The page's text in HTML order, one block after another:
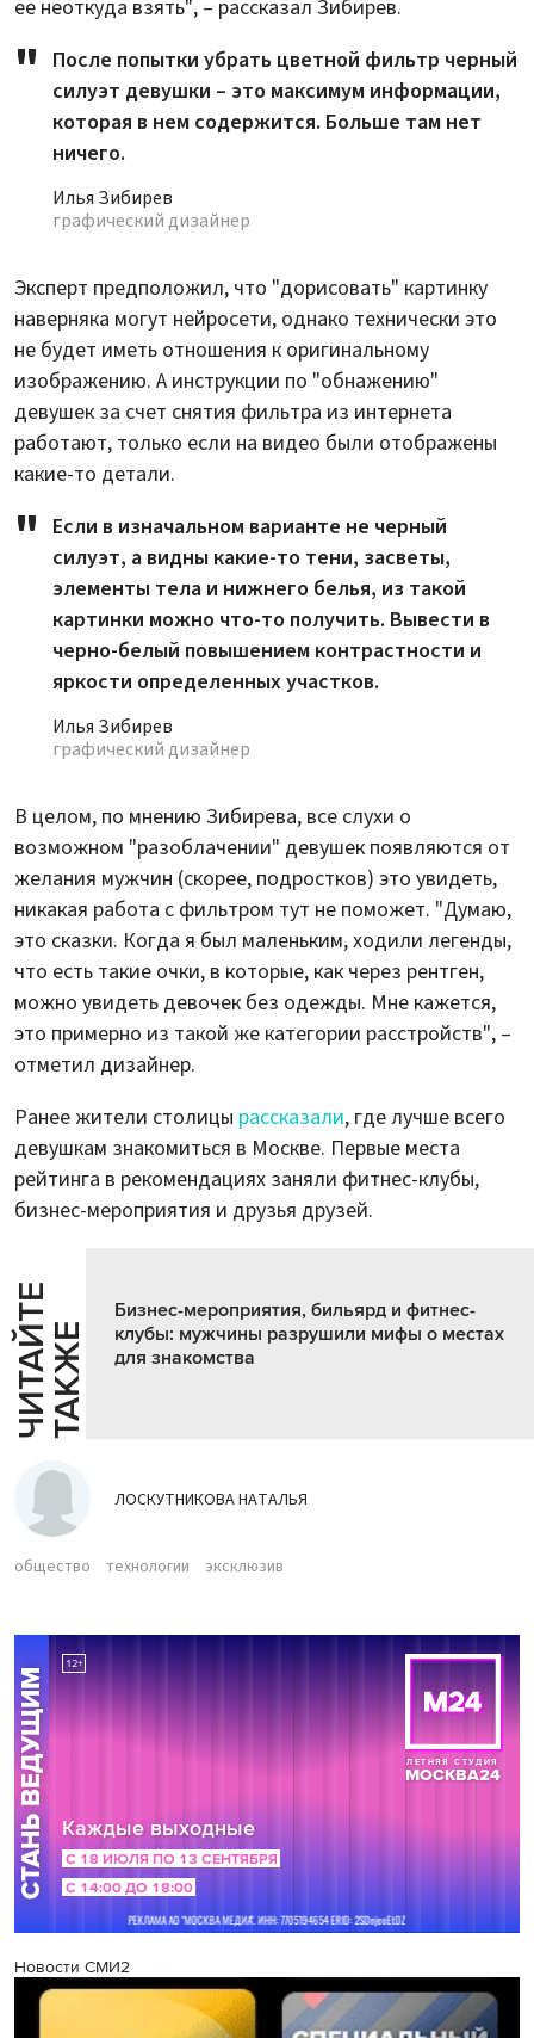
ее неоткуда взять", – рассказал Зибирев.
После попытки убрать цветной фильтр черный
силуэт девушки – это максимум информации,
которая в нем содержится. Больше там нет
ничего.
Илья Зибирев
графический дизайнер
Эксперт предположил, что "дорисовать" картинку
наверняка могут нейросети, однако технически это
не будет иметь отношения к оригинальному
изображению. А инструкции по "обнажению"
девушек за счет снятия фильтра из интернета
работают, только если на видео были отображены
какие-то детали.
Если в изначальном варианте не черный
силуэт, а видны какие-то тени, засветы,
элементы тела и нижнего белья, из такой
картинки можно что-то получить. Вывести в
черно-белый повышением контрастности и
яркости определенных участков.
Илья Зибирев
графический дизайнер
В целом, по мнению Зибирева, все слухи о
возможном "разоблачении" девушек появляются от
желания мужчин (скорее, подростков) это увидеть,
никакая работа с фильтром тут не поможет. "Думаю,
это сказки. Когда я был маленьким, ходили легенды,
что есть такие очки, в которые, как через рентген,
можно увидеть девочек без одежды. Мне кажется,
это примерно из такой же категории расстройств", –
отметил дизайнер.
Ранее жители столицы рассказали, где лучше всего
девушкам знакомиться в Москве. Первые места
рейтинга в рекомендациях заняли фитнес-клубы,
бизнес-мероприятия и друзья друзей.
Ч
И
Т
АЙ
Т
Е
Т
А
К
ЖЕ
Бизнес-мероприятия, бильярд и фитнес-
клубы: мужчины разрушили мифы о местах
для знакомства
ЛОСКУТНИКОВА НАТАЛЬЯ
общество технологии эксклюзив
Новости СМИ2